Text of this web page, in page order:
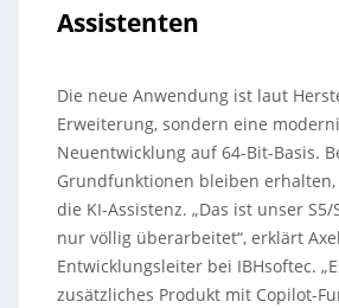
Assistenten
Die neue Anwendung ist laut
Erweiterung, sondern eine
Neuentwicklung auf 64-Bit-Basis.
Grundfunktionen bleiben
die KI-Assistenz. „Das ist unser
nur völlig überarbeitet“, erklärt
Entwicklungsleiter bei IBHsoftec.
zusätzliches Produkt mit Copilot-